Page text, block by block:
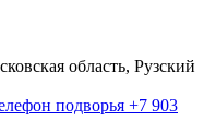
область, Рузский
+7 903